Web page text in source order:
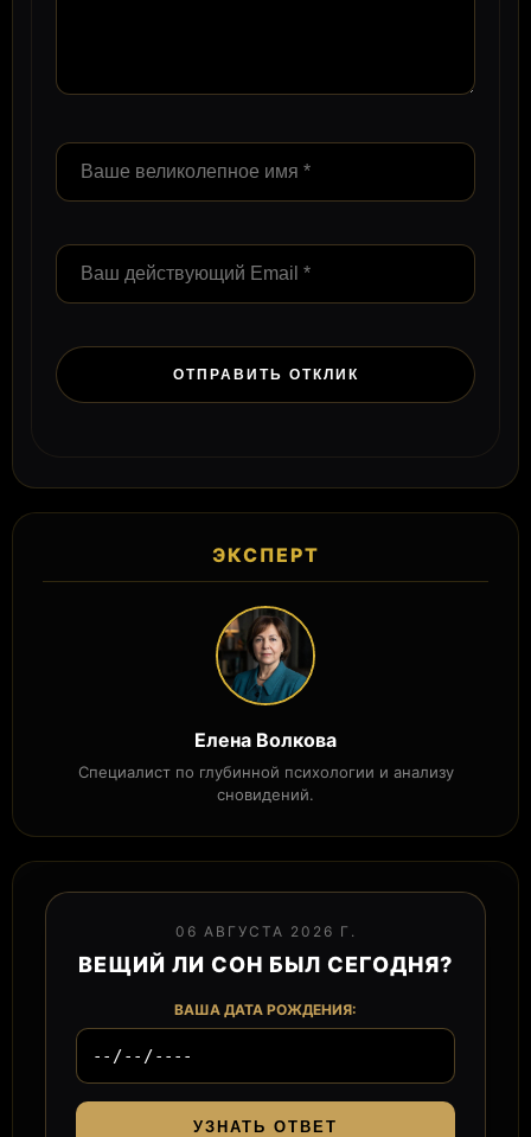
ЭКСПЕРТ
Елена Волкова
Специалист по глубинной психологии и анализу
сновидений.
06 АВГУСТА 2026 Г.
ВЕЩИЙ ЛИ СОН БЫЛ СЕГОДНЯ?
ВАША ДАТА РОЖДЕНИЯ:
УЗНАТЬ ОТВЕТ